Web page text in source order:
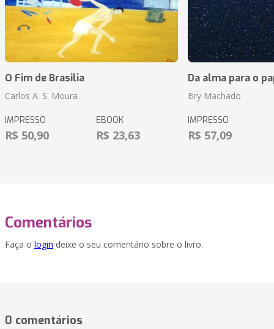
O Fim de Brasilia
Carlos A. S. Moura
IMPRESSO
R$ 50,90
EBOOK
R$ 23,63
Da alma para o
Bry Machado
IMPRESSO
R$ 57,09
Comentários
Faça o login deixe o seu comentário sobre o livro.
0 comentários